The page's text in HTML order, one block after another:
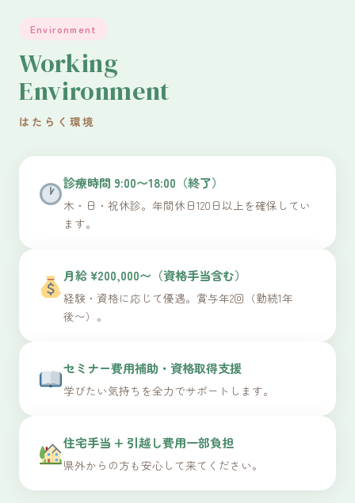
Environment
Working
Environment
はたらく環境
診療時間 9:00〜18:00（終了）
木・日・祝休診。年間休日120日以上を確保してい
ます。
月給 ¥200,000〜（資格手当含む）
経験・資格に応じて優遇。賞与年2回（勤続1年
後〜）。
セミナー費用補助・資格取得支援
学びたい気持ちを全力でサポートします。
住宅手当 + 引越し費用一部負担
県外からの方も安心して来てください。